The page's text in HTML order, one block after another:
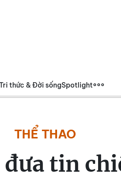
thức & Đời sốngSpotlight
THỂ THAO
tin